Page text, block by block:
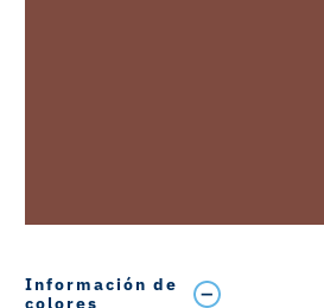
Información de
colores